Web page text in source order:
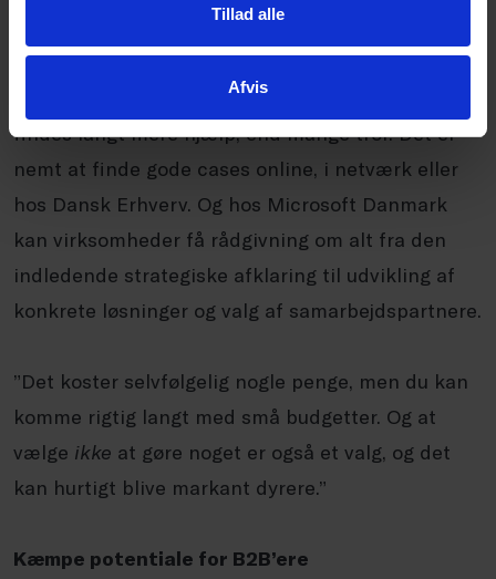
Tillad alle
Afvis
Her peger Mette Louise Kaagaard på, at der i dag
findes langt mere hjælp, end mange tror. Det er
nemt at finde gode cases online, i netværk eller
hos Dansk Erhverv. Og hos Microsoft Danmark
kan virksomheder få rådgivning om alt fra den
indledende strategiske afklaring til udvikling af
konkrete løsninger og valg af samarbejdspartnere.
”Det koster selvfølgelig nogle penge, men du kan
komme rigtig langt med små budgetter. Og at
vælge ikke at gøre noget er også et valg, og det
kan hurtigt blive markant dyrere.”
Kæmpe potentiale for B2B’ere